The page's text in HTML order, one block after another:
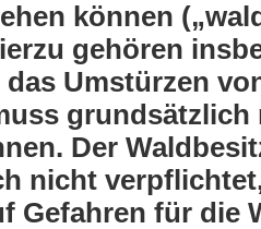
können
gehören
Umstürzen
grundsätzlich
Der
nicht
Gefahren für die